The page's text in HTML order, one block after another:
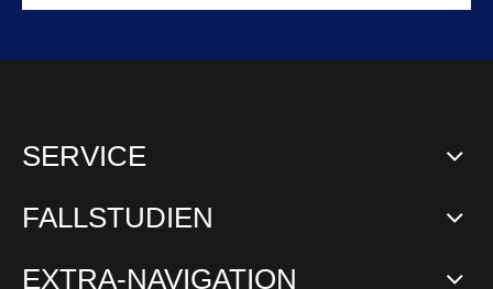
SERVICE
FALLSTUDIEN
EXTRA-NAVIGATION